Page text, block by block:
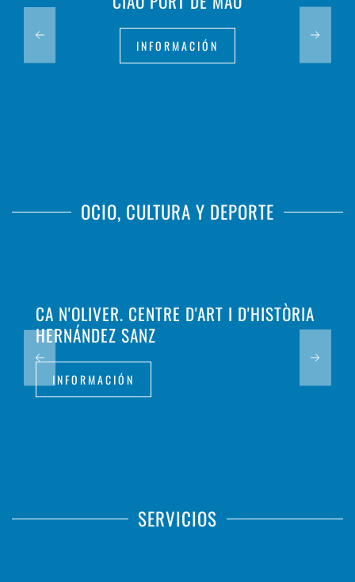
INFORMACIÓN
OCIO, CULTURA Y DEPORTE
CA N'OLIVER. CENTRE D'ART I D'HISTÒRIA
HERNÁNDEZ SANZ
INFORMACIÓN
SERVICIOS